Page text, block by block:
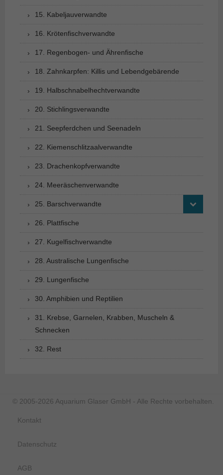
15. Kabeljauverwandte
16. Krötenfischverwandte
17. Regenbogen- und Ährenfische
18. Zahnkarpfen: Killis und Lebendgebärende
19. Halbschnabelhechtverwandte
20. Stichlingsverwandte
21. Seepferdchen und Seenadeln
22. Kiemenschlitzaalverwandte
23. Drachenkopfverwandte
24. Meeräschenverwandte
25. Barschverwandte
26. Plattfische
27. Kugelfischverwandte
28. Australische Lungenfische
29. Lungenfische
30. Amphibien und Reptilien
31. Krebse, Garnelen, Krabben, Muscheln &
Schnecken
32. Rest
© 2005-2026 Aquarium Glaser GmbH - Alle Rechte vorbehalten.
Kontakt
Datenschutz
AGB